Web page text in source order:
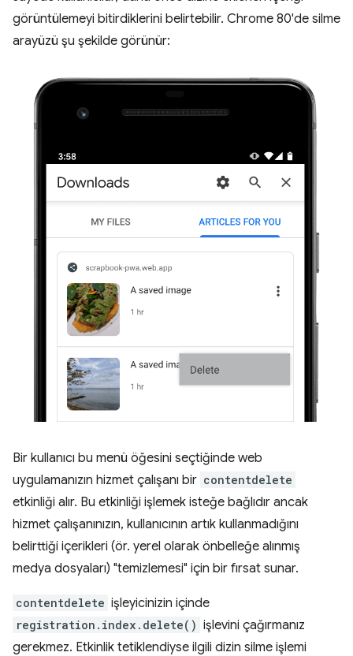
görüntülemeyi bitirdiklerini belirtebilir. Chrome 80'de silme
arayüzü şu şekilde görünür:
Bir kullanıcı bu menü öğesini seçtiğinde web
uygulamanızın hizmet çalışanı bir contentdelete
etkinliği alır. Bu etkinliği işlemek isteğe bağlıdır ancak
hizmet çalışanınızın, kullanıcının artık kullanmadığını
belirttiği içerikleri (ör. yerel olarak önbelleğe alınmış
medya dosyaları) "temizlemesi" için bir fırsat sunar.
contentdelete işleyicinizin içinde
registration.index.delete() işlevini çağırmanız
gerekmez. Etkinlik tetiklendiyse ilgili dizin silme işlemi